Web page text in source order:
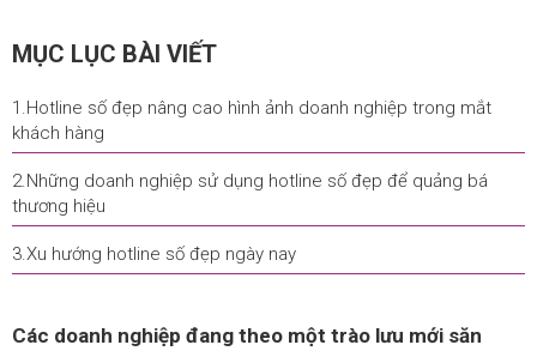
MỤC LỤC BÀI VIẾT
1.Hotline số đẹp nâng cao hình ảnh doanh nghiệp trong mắt
khách hàng
2.Những doanh nghiệp sử dụng hotline số đẹp để quảng bá
thương hiệu
3.Xu hướng hotline số đẹp ngày nay
Các doanh nghiệp đang theo một trào lưu mới săn